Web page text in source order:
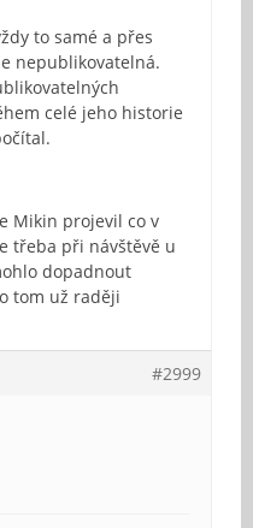
to samé a přes
nepublikovatelná.
celé jeho historie
Mikin projevil co v
třeba při návštěvě u
dopadnout
tom už raději
#2999